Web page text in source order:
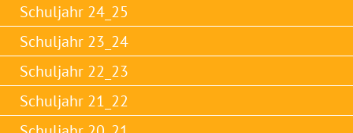
Schuljahr 24_25
Schuljahr 23_24
Schuljahr 22_23
Schuljahr 21_22